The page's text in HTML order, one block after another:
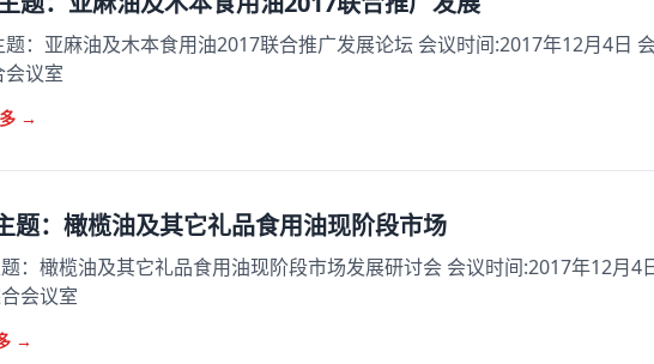
题：亚麻油及木本食用油2017联合推广发展论坛 会议时间:2017年12月4日
会议室
→
题：橄榄油及其它礼品食用油现阶段市场
：橄榄油及其它礼品食用油现阶段市场发展研讨会 会议时间:2017年12月4
会议室
→